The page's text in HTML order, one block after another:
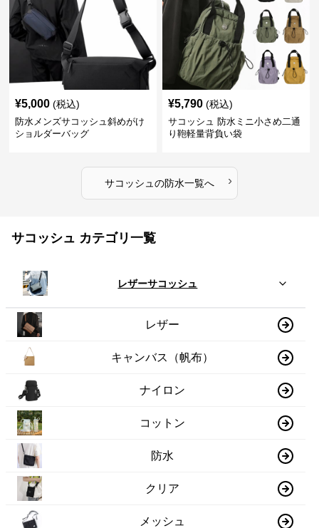
¥5,000 (税込)
防水メンズサコッシュ斜めがけ
ショルダーバッグ
¥5,790 (税込)
サコッシュ 防水ミニ小さめ二通
り鞄軽量背負い袋
サコッシュ の防水一覧へ ›
サコッシュ カテゴリ一覧
レザーサコッシュ
レザー
キャンバス（帆布）
ナイロン
コットン
防水
クリア
メッシュ